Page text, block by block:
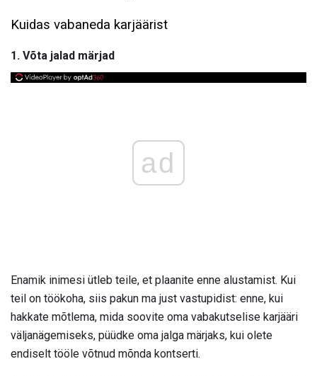
Kuidas vabaneda karjäärist
1. Võta jalad märjad
ad
Enamik inimesi ütleb teile, et plaanite enne alustamist. Kui
teil on töökoha, siis pakun ma just vastupidist: enne, kui
hakkate mõtlema, mida soovite oma vabakutselise karjääri
väljanägemiseks, püüdke oma jalga märjaks, kui olete
endiselt tööle võtnud mõnda kontserti.